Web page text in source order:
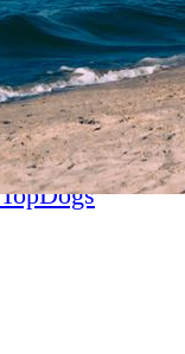
design DIY
Getestet
Monochrom
Sommer
TopDogs